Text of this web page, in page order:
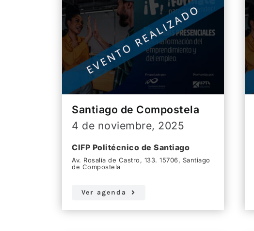
Santiago de Compostela
4 de noviembre, 2025
CIFP Politécnico de Santiago
Av. Rosalía de Castro, 133. 15706, Santiago
de Compostela
Ver agenda